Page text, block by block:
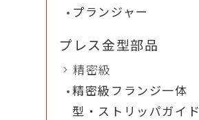
プランジャー
プレス金型部品
精密級
精密級フランジ一体
型・ストリッパガイド